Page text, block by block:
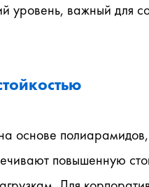
уровень, важный для
основе полиарамидов,
повышенную